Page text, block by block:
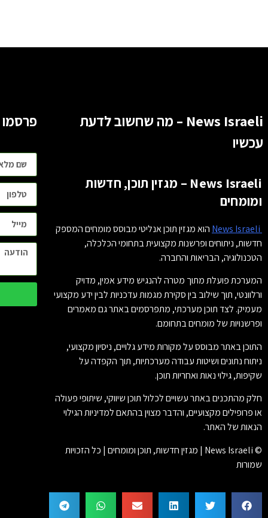
News Israeli – מה שחשוב לדעת
עכשיו
News Israeli – מגזין תוכן, חדשות
ומומחים
הוא מגזין תוכן אנליטי מבוסס מומחים המספק
חדשות, ניתוחים ופרשנות מקצועית בתחומי הכלכלה,
הטכנולוגיה, הבריאות והחברה.
המערכת פועלת מתוך מטרה להנגיש מידע אמין, מדויק
ורלוונטי, תוך שילוב בין סקירת מגמות עדכניות לבין ידע מקצועי
מעמיק. לצד תוכן מערכתי, מתפרסמים באתר גם מאמרים
ופרשנויות של מומחים בתחומם.
התוכן באתר מבוסס על מקורות מידע גלויים, ניסיון מקצועי,
ניתוח נתונים ושיטות עבודה מערכתיות, תוך הקפדה על
שקיפות, גילוי נאות ואחריות תוכן.
חלק מהתכנים באתר עשויים לכלול תוכן שיווקי, שיתופי פעולה
או פרופילים מקצועיים, והדבר מצוין בהתאם למדיניות הגילוי
הנאות של האתר.
© News Israeli | מגזין חדשות, תוכן ומומחים | כל הזכויות
שמורות